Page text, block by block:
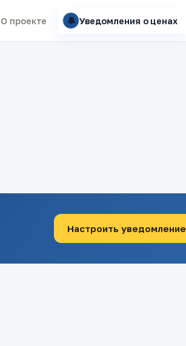
О проекте 🔔 Уведомления о ценах
Настроить уведомление